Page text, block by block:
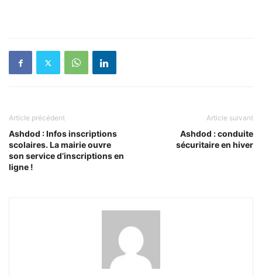
Article précédent
Ashdod : Infos inscriptions
scolaires. La mairie ouvre
son service d’inscriptions en
ligne !
Article suivant
Ashdod : conduite
sécuritaire en hiver